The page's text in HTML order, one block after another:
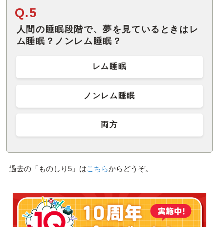
Q.5
人間の睡眠段階で、夢を見ているときはレ
ム睡眠？ノンレム睡眠？
レム睡眠
ノンレム睡眠
両方
過去の「ものしり5」はこちらからどうぞ。